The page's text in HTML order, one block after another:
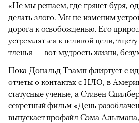
«Не мы решаем, где грянет буря,
делать злого. Мы не изменим
дорога к освобожденью. Его
устремляться к великой цели,
тленья — вот мудрость жизни,
Пока Дональд Трамп флиртует с
отчеты о контактах с НЛО, в
статусные ученые, а Стивен
секретный фильм «День
выпускает профайл Сэма